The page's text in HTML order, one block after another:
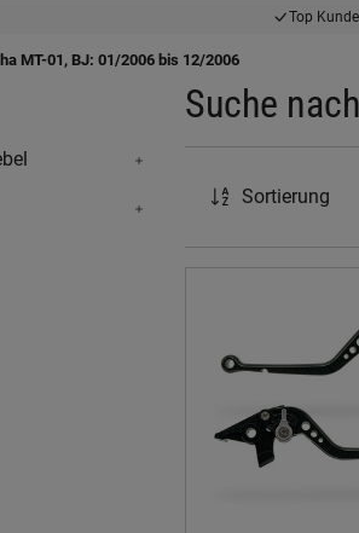
Top
MT-01, BJ: 01/2006 bis 12/2006
Suche
Sortierung